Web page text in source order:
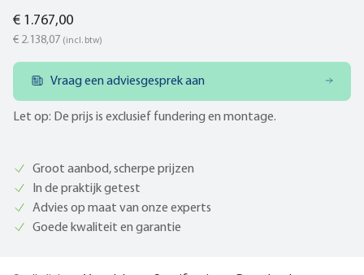
€ 1.767,00
€ 2.138,07 (incl. btw)
Vraag een adviesgesprek aan
Let op: De prijs is exclusief fundering en montage.
Groot aanbod, scherpe prijzen
In de praktijk getest
Advies op maat van onze experts
Goede kwaliteit en garantie